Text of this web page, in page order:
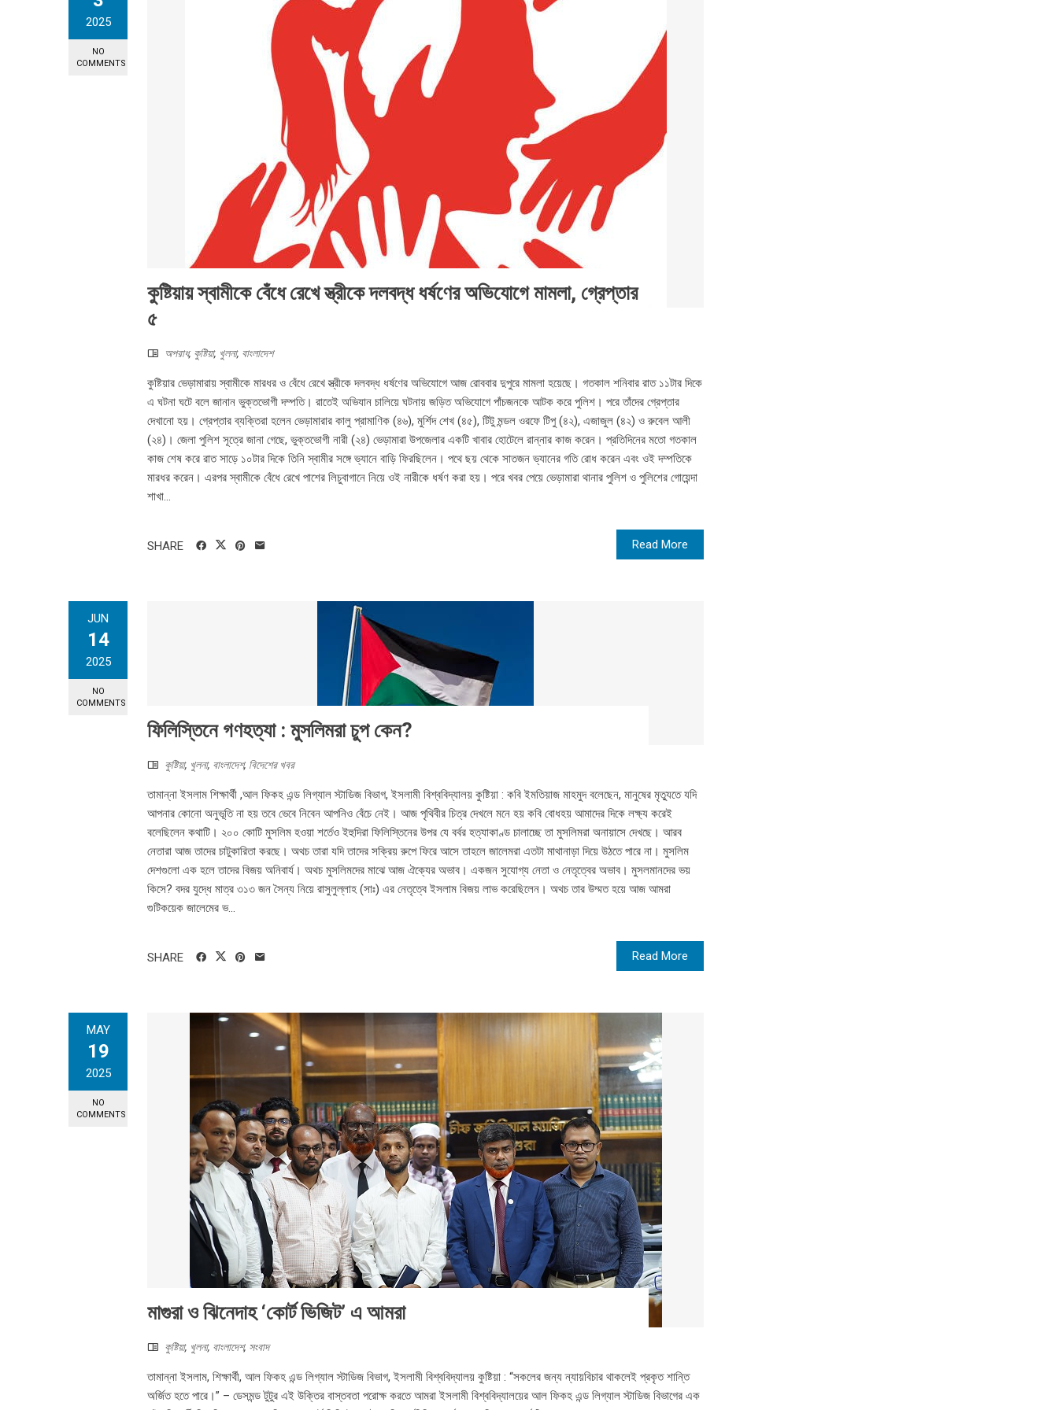
2025
NO
COMMENTS
কুষ্টিয়ায় স্বামীকে বেঁধে রেখে স্ত্রীকে দলবদ্ধ ধর্ষণের অভিযোগে মামলা, গ্রেপ্তার
৫
অপরাধ, কুষ্টিয়া, খুলনা, বাংলাদেশ
কুষ্টিয়ার ভেড়ামারায় স্বামীকে মারধর ও বেঁধে রেখে স্ত্রীকে দলবদ্ধ ধর্ষণের অভিযোগে আজ রোববার দুপুরে মামলা হয়েছে। গতকাল শনিবার রাত ১১টার দিকে
এ ঘটনা ঘটে বলে জানান ভুক্তভোগী দম্পতি। রাতেই অভিযান চালিয়ে ঘটনায় জড়িত অভিযোগে পাঁচজনকে আটক করে পুলিশ। পরে তাঁদের গ্রেপ্তার
দেখানো হয়। গ্রেপ্তার ব্যক্তিরা হলেন ভেড়ামারার কালু প্রামাণিক (৪৬), মুর্শিদ শেখ (৪৫), টিটু মন্ডল ওরফে টিপু (৪২), এজাজুল (৪২) ও রুবেল আলী
(২৪)। জেলা পুলিশ সূত্রে জানা গেছে, ভুক্তভোগী নারী (২৪) ভেড়ামারা উপজেলার একটি খাবার হোটেলে রান্নার কাজ করেন। প্রতিদিনের মতো গতকাল
কাজ শেষ করে রাত সাড়ে ১০টার দিকে তিনি স্বামীর সঙ্গে ভ্যানে বাড়ি ফিরছিলেন। পথে ছয় থেকে সাতজন ভ্যানের গতি রোধ করেন এবং ওই দম্পতিকে
মারধর করেন। এরপর স্বামীকে বেঁধে রেখে পাশের লিচুবাগানে নিয়ে ওই নারীকে ধর্ষণ করা হয়। পরে খবর পেয়ে ভেড়ামারা থানার পুলিশ ও পুলিশের গোয়েন্দা
শাখা...
Read More
SHARE
JUN
14
2025
NO
COMMENTS
ফিলিস্তিনে গণহত্যা : মুসলিমরা চুপ কেন?
কুষ্টিয়া, খুলনা, বাংলাদেশ, বিদেশের খবর
তামান্না ইসলাম শিক্ষার্থী ,আল ফিকহ এন্ড লিগ্যাল স্টাডিজ বিভাগ, ইসলামী বিশ্ববিদ্যালয় কুষ্টিয়া : কবি ইমতিয়াজ মাহমুদ বলেছেন, মানুষের মৃত্যুতে যদি
আপনার কোনো অনুভূতি না হয় তবে ভেবে নিবেন আপনিও বেঁচে নেই। আজ পৃথিবীর চিত্র দেখলে মনে হয় কবি বোধহয় আমাদের দিকে লক্ষ্য করেই
বলেছিলেন কথাটি। ২০০ কোটি মুসলিম হওয়া শর্তেও ইহুদিরা ফিলিস্তিনের উপর যে বর্বর হত্যাকাণ্ড চালাচ্ছে তা মুসলিমরা অনায়াসে দেখছে। আরব
নেতারা আজ তাদের চাটুকারিতা করছে। অথচ তারা যদি তাদের সক্রিয় রুপে ফিরে আসে তাহলে জালেমরা এতটা মাথানাড়া দিয়ে উঠতে পারে না। মুসলিম
দেশগুলো এক হলে তাদের বিজয় অনিবার্য। অথচ মুসলিমদের মাঝে আজ ঐক্যের অভাব। একজন সুযোগ্য নেতা ও নেতৃত্বের অভাব। মুসলমানদের ভয়
কিসে? বদর যুদ্ধে মাত্র ৩১৩ জন সৈন্য নিয়ে রাসুলুল্লাহ (সাঃ) এর নেতৃত্বে ইসলাম বিজয় লাভ করেছিলেন। অথচ তার উম্মত হয়ে আজ আমরা
গুটিকয়েক জালেমের ভ...
Read More
SHARE
MAY
19
2025
NO
COMMENTS
মাগুরা ও ঝিনেদাহ ‘কোর্ট ভিজিট’ এ আমরা
কুষ্টিয়া, খুলনা, বাংলাদেশ, সংবাদ
তামান্না ইসলাম, শিক্ষার্থী, আল ফিকহ এন্ড লিগ্যাল স্টাডিজ বিভাগ, ইসলামী বিশ্ববিদ্যালয় কুষ্টিয়া : “সকলের জন্য ন্যায়বিচার থাকলেই প্রকৃত শান্তি
অর্জিত হতে পারে।” – ডেসমন্ড টুটুর এই উক্তির বাস্তবতা পরোক্ষ করতে আমরা ইসলামী বিশ্ববিদ্যালয়ের আল ফিকহ এন্ড লিগ্যাল স্টাডিজ বিভাগের এক